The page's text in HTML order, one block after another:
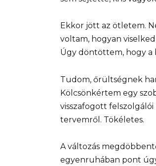
Ekkor jött az ötletem.
voltam, hogyan
Úgy döntöttem, hogy a
Tudom, őrültségnek
Kölcsönkértem egy
visszafogott
tervemről. Tökéletes.
A változás
egyenruhában pont